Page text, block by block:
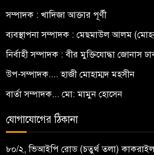
সম্পাদক : খাদিজা আক্তার পূর্ণী
ব্যবস্থাপনা সম্পাদক : মেছমাউল আলম
নির্বাহী সম্পাদক : বীর মুক্তিযোদ্ধা জোনাস
উপ-সম্পাদক.... হাজী মোহাম্মদ মহসীন
বার্তা সম্পাদক... মো: মামুন হোসেন
যোগাযোগের ঠিকানা
৮০/২, ভিআইপি রোড (চতুর্থ তলা)